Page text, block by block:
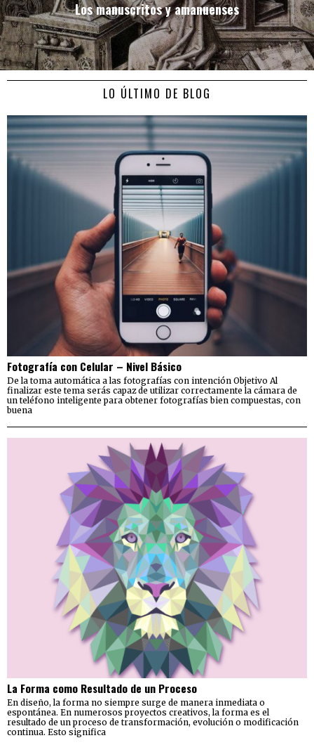
Los manuscritos y amanuenses
LO ÚLTIMO DE BLOG
Fotografía con Celular – Nivel Básico
De la toma automática a las fotografías con intención Objetivo Al
finalizar este tema serás capaz de utilizar correctamente la cámara de
un teléfono inteligente para obtener fotografías bien compuestas, con
buena
La Forma como Resultado de un Proceso
En diseño, la forma no siempre surge de manera inmediata o
espontánea. En numerosos proyectos creativos, la forma es el
resultado de un proceso de transformación, evolución o modificación
continua. Esto significa